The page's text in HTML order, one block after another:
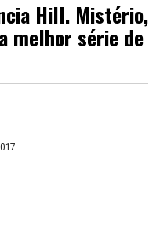
Hill. Mistério,
melhor série de